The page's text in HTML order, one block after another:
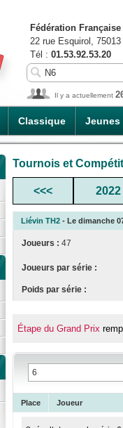
Classique Jeunes
Fédération
22 rue Esquirol,
Tél : 01.53.92.53.20
Il y a actuellement
Tournois et
<<< 2022
Liévin TH2 - Le dimanche
Joueurs : 47
Joueurs par série :
Poids par série :
Étape du Grand Prix
Place Joueur